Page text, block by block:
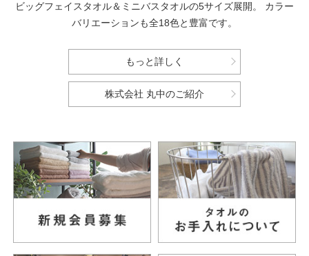
ビッグフェイスタオル＆ミニバスタオルの5サイズ展開。
カラー
バリエーションも全18色と豊富です。
もっと詳しく
株式会社 丸中のご紹介